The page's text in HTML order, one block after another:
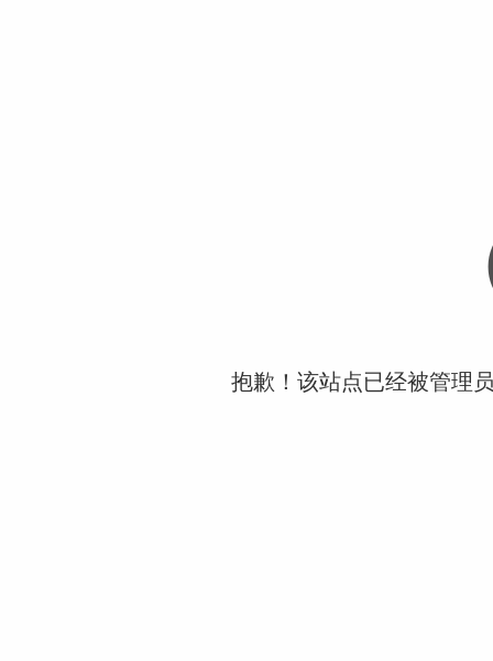
抱歉！该站点已经被管理